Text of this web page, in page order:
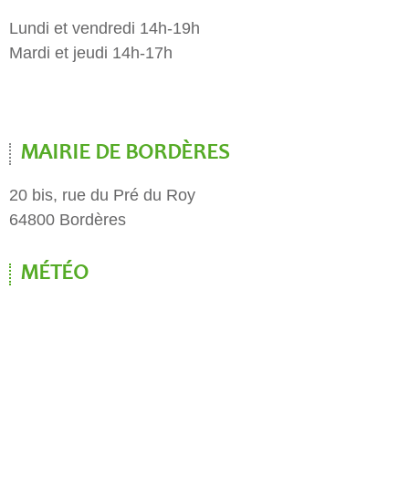
Lundi et vendredi 14h-19h
Mardi et jeudi 14h-17h
MAIRIE DE BORDÈRES
20 bis, rue du Pré du Roy
64800 Bordères
MÉTÉO